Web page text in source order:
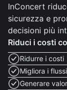
InConcert
sicurezza e
decisioni più
Riduci i costi
Ridurre i costi
Migliora i
Generare